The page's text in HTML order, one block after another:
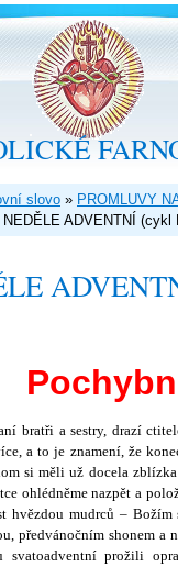
slovo » PROMLUVY
NEDĚLE ADVENTNÍ (cykl
a sestry, drazí ctitelé a
a to je znamení, že
si měli už docela
ohlédněme na­zpět a
hvězdou mudrců –
předvánočním shonem a
svatoadventní prožili